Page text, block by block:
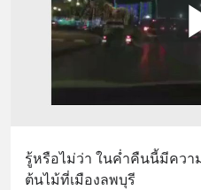
รู้หรือไม่ว่า ในค่ำคืนนี้มีควา
ต้นไม้ที่เมืองลพบุรี